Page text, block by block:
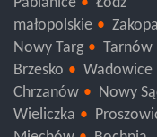
Pabianice
Łódź
małopolskie
Nowy Targ
Tarnów
Brzesko
Wadowice
Chrzanów
Nowy
Wieliczka